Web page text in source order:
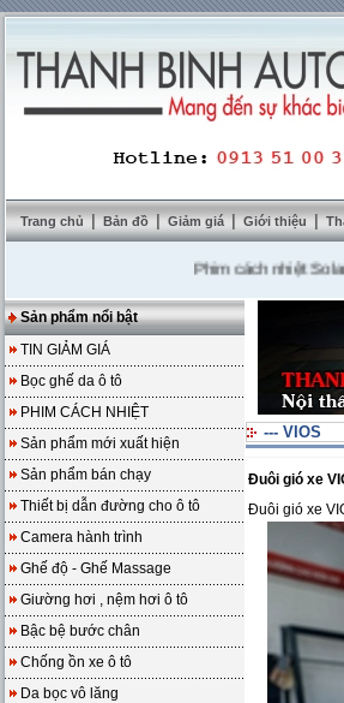
Trang chủ | Bản đồ | Giảm giá | Giới thiệu |
Phim cách nhiệt
Sản phẩm nổi bật
TIN GIẢM GIÁ
Bọc ghế da ô tô
PHIM CÁCH NHIỆT
Sản phẩm mới xuất hiện
Sản phẩm bán chạy
Thiết bị dẫn đường cho ô tô
Camera hành trình
Ghế độ - Ghế Massage
Giường hơi , nệm hơi ô tô
Bậc bệ bước chân
Chống ồn xe ô tô
Da bọc vô lăng
--- VIOS
Đuôi gió xe
Đuôi gió xe